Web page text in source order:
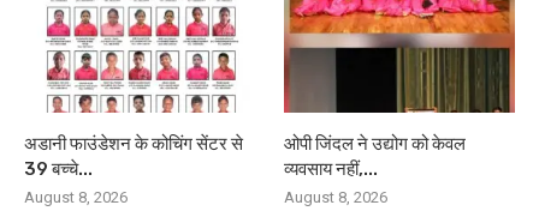
अडानी फाउंडेशन के कोचिंग सेंटर से
39 बच्चे...
August 8, 2026
ओपी जिंदल ने उद्योग को केवल
व्यवसाय नहीं,...
August 8, 2026